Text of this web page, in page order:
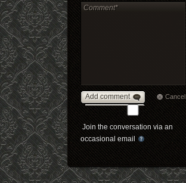
Add comment Cancel
Join the conversation via an
occasional email